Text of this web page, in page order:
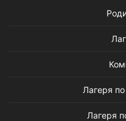
Летние образовательные
Лагеря
Лагеря